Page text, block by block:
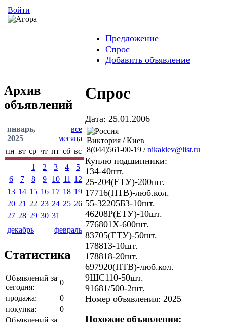
Войти
Предложение
Спрос
Добавить объявление
Архив
объявлений
январь,
2025
все
месяца
пн вт ср чт пт сб вс
1
2 3 4
5
6
7 8 9 10 11 12
13 14 15 16 17 18 19
20 21 22 23 24 25 26
27 28 29 30 31
декабрь
февраль
Статистика
Объявлений за
сегодня:
0
продажа:
0
покупка:
0
Объявлений за
Спрос
Дата: 25.01.2006
Виктория / Киев
8(044)561-00-19 /nikakiev@list.ru
Куплю подшипники:
134-40шт.
25-204(ЕТУ)-200шт.
17716(ПТВ)-люб.кол.
55-32205Б3-10шт.
46208Р(ЕТУ)-10шт.
776801Х-600шт.
83705(ЕТУ)-50шт.
178813-10шт.
178818-20шт.
697920(ПТВ)-люб.кол.
9ШС110-50шт.
91681/500-2шт.
Номер объявления: 2025
Похожие объявления: